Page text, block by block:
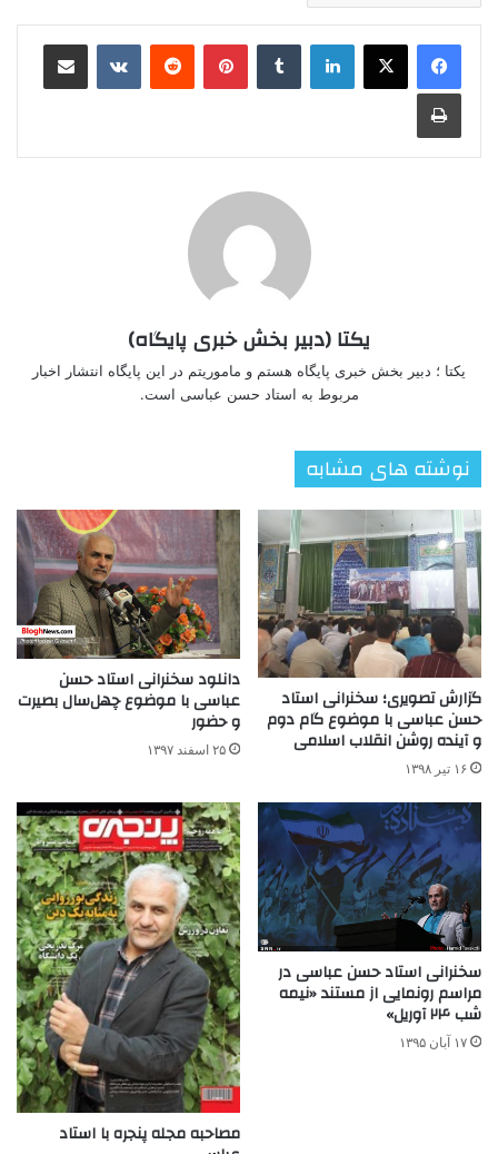
لینکدین ‫تامبلر ‫پین‌ترست‫رددیت ‫VKontakteاشتراک گذاری از طریق ایمیل
چاپ
یکتا (دبیر بخش خبری پایگاه)
یکتا ؛ دبیر بخش خبری پایگاه هستم و ماموریتم در این پایگاه انتشار اخبار
مربوط به استاد حسن عباسی است.
نوشته های مشابه
گزارش تصویری؛ سخنرانی استاد
حسن عباسی با موضوع گام دوم
و آینده روشن انقلاب اسلامی
۱۶ تیر ۱۳۹۸
دانلود سخنرانی استاد حسن
عباسی با موضوع چهل‌سال بصیرت
و حضور
۲۵ اسفند ۱۳۹۷
سخنرانی استاد حسن عباسی در
مراسم رونمایی از مستند «نیمه
شب ۲۴ آوریل»
۱۷ آبان ۱۳۹۵
مصاحبه مجله پنجره با استاد